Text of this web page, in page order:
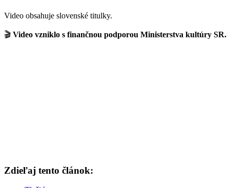
Video obsahuje slovenské titulky.
🎬 Video vzniklo s finančnou podporou Ministerstva kultúry SR.
Zdieľaj tento článok: